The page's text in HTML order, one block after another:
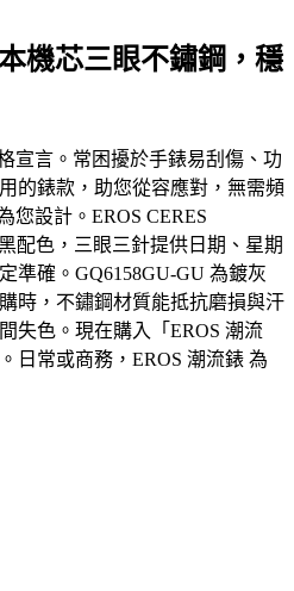
機芯三眼不鏽鋼，穩
宣言。常困擾於手錶易刮傷、功
的錶款，助您從容應對，無需頻
您設計。EROS CERES
配色，三眼三針提供日期、星期
準確。GQ6158GU-GU 為鍍灰
時，不鏽鋼材質能抵抗磨損與汗
失色。現在購入「EROS 潮流
日常或商務，EROS 潮流錶 為